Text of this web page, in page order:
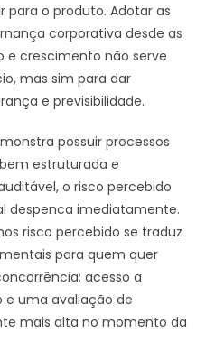
para o produto. Adotar as
corporativa desde as
e crescimento não serve
mas sim para dar
e previsibilidade.
possuir processos
estruturada e
o risco percebido
despenca imediatamente.
risco percebido se traduz
para quem quer
acesso a
uma avaliação de
mais alta no momento da